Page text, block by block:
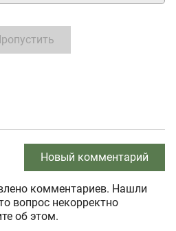
Новый комментарий
комментариев. Нашли
вопрос некорректно
об этом.